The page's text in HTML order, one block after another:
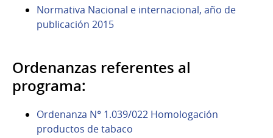
Normativa Nacional e internacional, año de
publicación 2015
Ordenanzas referentes al
programa:
Ordenanza N° 1.039/022 Homologación
productos de tabaco